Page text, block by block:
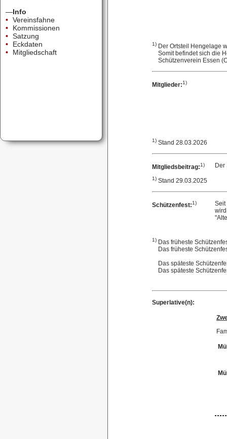
—Info
• Vereinsfahne
•
Kommissionen
• Satzung
•
Eckdaten
•
Mitgliedschaft
1) Der Ortsteil Hengelage
Somit befindet sich die
Schützenverein Essen
Mitglieder:1)
1) Stand 28.03.2026
Mitgliedsbeitrag:1) Der
1) Stand 29.03.2025
Schützenfest:1)
Seit
1) Das früheste
Das früheste
Das späteste
Das späteste
Superlative(n):